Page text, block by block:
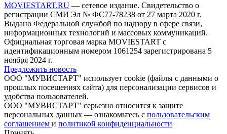
MOVIESTART.RU — сетевое издание. Свидетельство о
регистрации СМИ Эл № ФС77-78238 от 27 марта 2020 г.
Выдано Федеральной службой по надзору в сфере связи,
информационных технологий и массовых коммуникаций.
Официальная торговая марка MOVIESTART с
идентификационным номером 1061254 зарегистрирована 5
ноября 2024 г.
Предложить новость
ООО "МУВИСТАРТ" использует cookie (файлы с данными о
прошлых посещениях сайта) для персонализации сервисов и
удобства пользователей.
ООО "МУВИСТАРТ" серьезно относится к защите
персональных данных — ознакомьтесь с пользовательским
соглашением и политикой конфиденциальности